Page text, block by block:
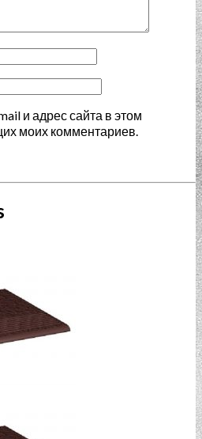
и адрес сайта в этом
моих комментариев.